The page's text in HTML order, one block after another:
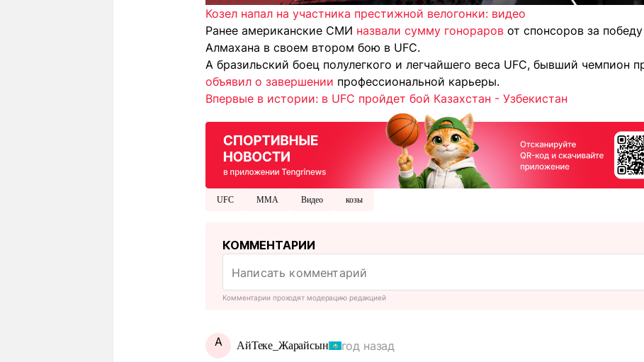
Козел напал на участника престижной велогонки: видео
Ранее американские СМИ назвали сумму гонораров от спонсоров за
Алмахана в своем втором бою в UFC.
А бразильский боец полулегкого и легчайшего веса UFC, бывший чемпион
объявил о завершении профессиональной карьеры.
Впервые в истории: в UFC пройдет бой Казахстан - Узбекистан
UFC MMA Видео козы
КОММЕНТАРИИ
Комментарии проходят модерацию редакцией
А АйТеке_Жарайсын год назад